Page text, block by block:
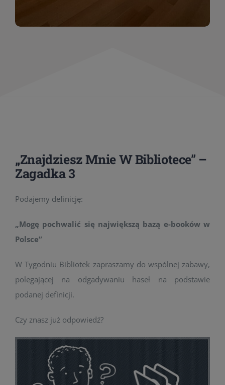
„Znajdziesz Mnie W Bibliotece” –
Zagadka 3
Podajemy definicję:
„Mogę pochwalić się największą bazą e-booków w
Polsce”
W Tygodniu Bibliotek zapraszamy do wspólnej zabawy,
polegającej na odgadywaniu haseł na podstawie
podanej definicji.
Czy znasz już odpowiedź?